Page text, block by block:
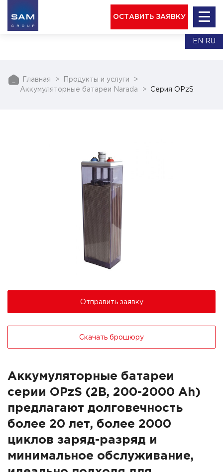
ОСТАВИТЬ ЗАЯВКУ
EN RU
Главная
Продукты и услуги
Аккумуляторные батареи Narada
Серия OPzS
Аккумуляторные батареи
серии OPzS (2В, 200-2000 Ah)
предлагают долговечность
более 20 лет, более 2000
циклов заряд-разряд и
минимальное обслуживание,
Отправить заявку
Скачать брошюру